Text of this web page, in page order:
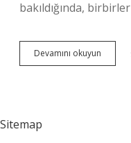
bakıldığında,
Devamını okuyun
Biz
Sitemap